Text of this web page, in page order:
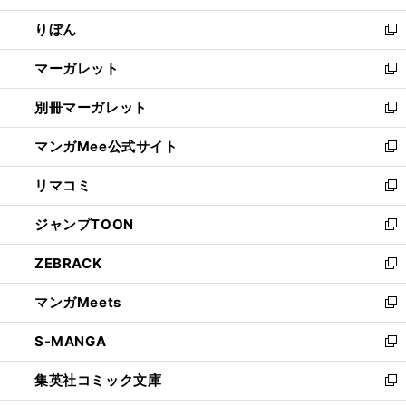
開
く
ウ
で
開
く
ン
ド
ウ
で
開
く
ウ
ィ
ン
ド
ウ
で
開
く
りぼん
新
し
い
ウ
ィ
ン
ド
ウ
で
開
く
マーガレット
新
し
い
ウ
ィ
ン
ド
ウ
で
開
く
別冊マーガレット
新
し
い
ウ
ィ
ン
ド
ウ
で
開
く
マンガMee公式サイト
新
し
い
ウ
ィ
ン
ド
ウ
で
開
く
リマコミ
新
し
い
ウ
ィ
ン
ド
ウ
で
開
く
ジャンプTOON
新
し
い
ウ
ィ
ン
ド
ウ
で
開
ZEBRACK
新
し
い
ウ
ィ
ン
ド
ウ
マンガMeets
新
し
い
ウ
ィ
ン
S-MANGA
新
し
い
ウ
集英社コミック文庫
新